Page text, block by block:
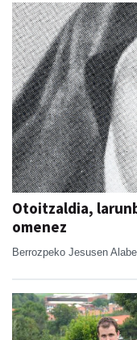
Otoitzaldia,
omenez
Berrozpeko Jesusen